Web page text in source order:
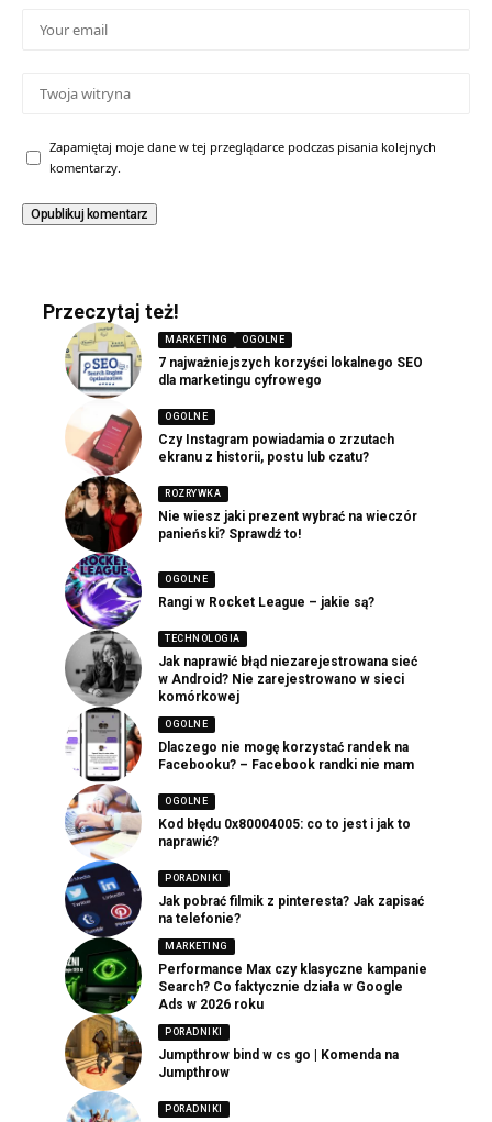
Zapamiętaj moje dane w tej przeglądarce podczas pisania kolejnych
komentarzy.
Przeczytaj też!
MARKETING OGOLNE
7 najważniejszych korzyści lokalnego SEO
dla marketingu cyfrowego
OGOLNE
Czy Instagram powiadamia o zrzutach
ekranu z historii, postu lub czatu?
ROZRYWKA
Nie wiesz jaki prezent wybrać na wieczór
panieński? Sprawdź to!
OGOLNE
Rangi w Rocket League – jakie są?
TECHNOLOGIA
Jak naprawić błąd niezarejestrowana sieć
w Android? Nie zarejestrowano w sieci
komórkowej
OGOLNE
Dlaczego nie mogę korzystać randek na
Facebooku? – Facebook randki nie mam
OGOLNE
Kod błędu 0x80004005: co to jest i jak to
naprawić?
PORADNIKI
Jak pobrać filmik z pinteresta? Jak zapisać
na telefonie?
MARKETING
Performance Max czy klasyczne kampanie
Search? Co faktycznie działa w Google
Ads w 2026 roku
PORADNIKI
Jumpthrow bind w cs go | Komenda na
Jumpthrow
PORADNIKI